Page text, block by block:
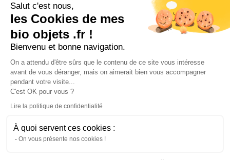
VOTRE COMPTE 
INFORMATIONS
J'accepte lesconditions utilisation et de vente
les conditions générales d'utilisation et de vente
la charte des données personnelles.
Connect with:
© 2026 - Logiciel Ecommerce par PrestaShop™ Hébergé
Salut c'est nous,
les Cookies de mes
bio objets .fr !
Bienvenu et bonne navigation.
On a attendu d'être sûrs que le contenu de ce site vous intéresse
avant de vous déranger, mais on aimerait bien vous accompagner
pendant votre visite...
C'est OK pour vous ?
Lire la politique de confidentialité
À quoi servent ces cookies :
On vous présente nos cookies !